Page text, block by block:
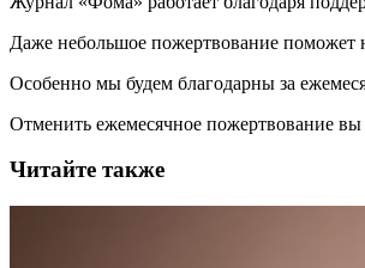
Даже небольшое пожертвование поможет
Особенно мы будем благодарны за
Отменить ежемесячное пожертвование
Читайте также